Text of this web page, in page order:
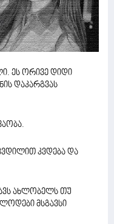
ეს ორივე დიდი
დაკარგვას
კვდება და
ახლობელს თუ
მსგავსი